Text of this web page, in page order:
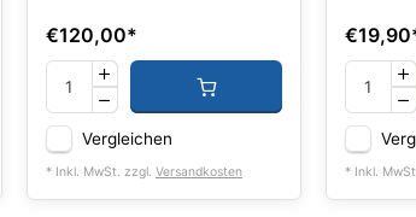
€120,00*
Vergleichen
* Inkl. MwSt. zzgl. Versandkosten
€19,90
* Inkl.